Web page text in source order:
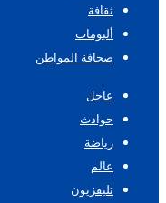
ثقافة
ألبومات
صحافة المواطن
عاجل
حوادث
رياضة
عالم
تليفزيون